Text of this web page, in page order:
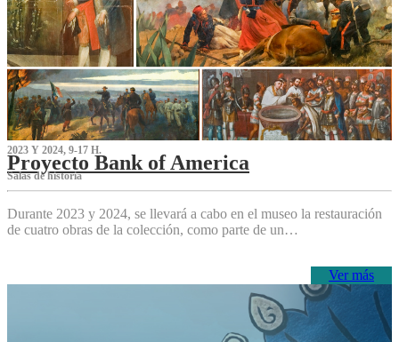
2023 Y 2024, 9-17 H.
Proyecto Bank of America
S‌alas de historia
Durante 2023 y 2024, se llevará a cabo en el museo la restauración
de cuatro obras de la colección, como parte de un…
Ver más